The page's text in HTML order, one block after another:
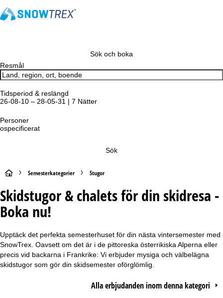
Sök och boka
Resmål
Tidsperiod & reslängd
26-08-10 – 28-05-31 | 7 Nätter
Personer
ospecificerat
Sök
S
t
a
r
t
Semesterkategorier Stugor
Skidstugor & chalets för din skidresa -
Boka nu!
Upptäck det perfekta semesterhuset för din nästa vintersemester med
SnowTrex. Oavsett om det är i de pittoreska österrikiska Alperna eller
precis vid backarna i Frankrike: Vi erbjuder mysiga och välbelägna
skidstugor som gör din skidsemester oförglömlig.
Alla erbjudanden inom denna kategori